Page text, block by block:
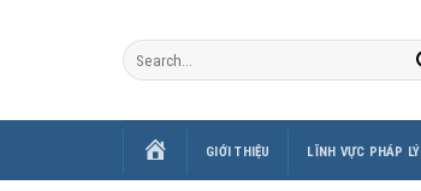
TRANGGIỚI THIỆU LĨNH VỰC PHÁP LÝ